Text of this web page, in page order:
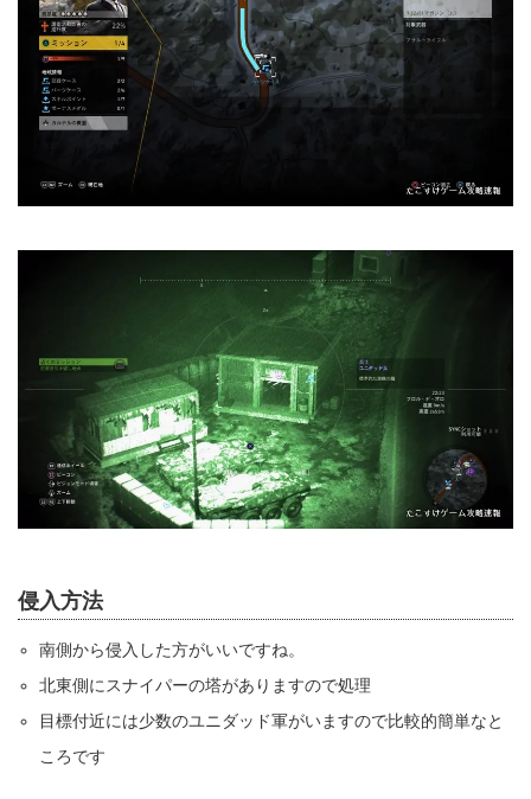
侵入方法
南側から侵入した方がいいですね。
北東側にスナイパーの塔がありますので処理
目標付近には少数のユニダッド軍がいますので比較的簡単なと
ころです